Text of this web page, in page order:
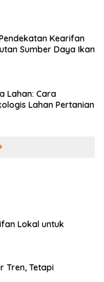
Kearifan
Sumber Daya Ikan
Lahan: Cara
Lahan Pertanian
Lokal untuk
Tren, Tetapi